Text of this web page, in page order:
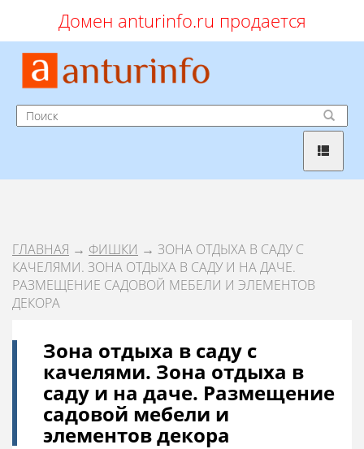
Домен anturinfo.ru продается
ГЛАВНАЯ → ФИШКИ → ЗОНА ОТДЫХА В САДУ С
КАЧЕЛЯМИ. ЗОНА ОТДЫХА В САДУ И НА ДАЧЕ.
РАЗМЕЩЕНИЕ САДОВОЙ МЕБЕЛИ И ЭЛЕМЕНТОВ
ДЕКОРА
Зона отдыха в саду с
качелями. Зона отдыха в
саду и на даче. Размещение
садовой мебели и
элементов декора